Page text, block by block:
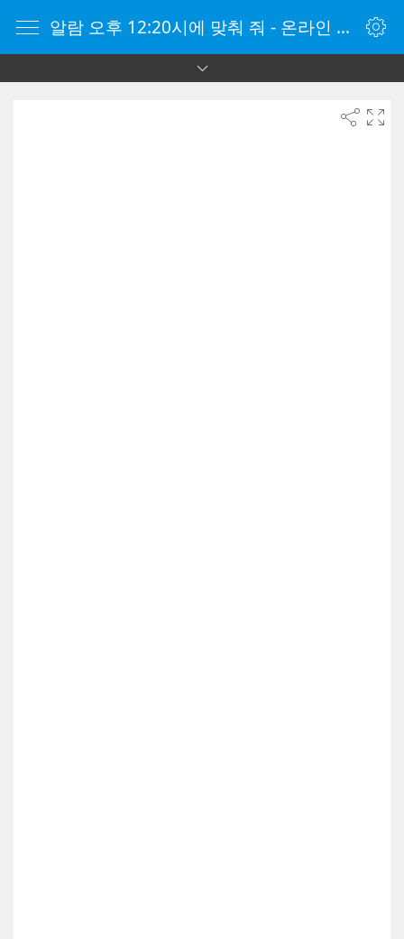
알람 오후 12:20시에 맞춰 줘 - 온라인 알람 시계 - 자명종 온라인 - 온라인 자명종